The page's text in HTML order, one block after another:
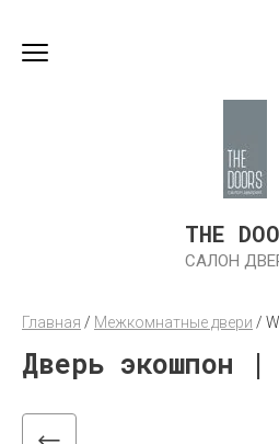
THE
САЛОН
Главная / Межкомнатные двери /
Дверь экошпон |